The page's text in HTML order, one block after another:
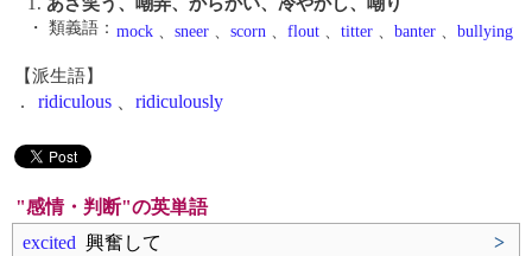
・ 類義語： mock 、 sneer 、 scorn 、 flout 、 titter 、 banter 、 bullying
【派生語】
. ridiculous ridiculously
"感情・判断"の英単語
excited 興奮して
>